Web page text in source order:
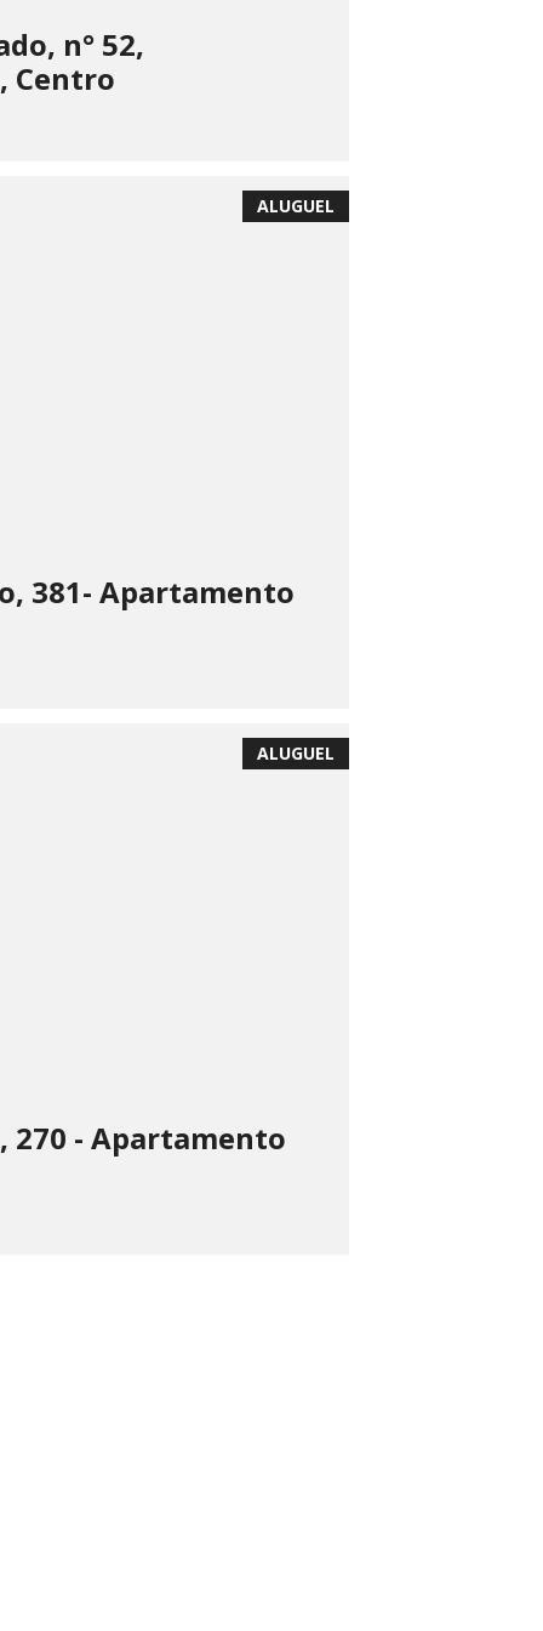
n° 52,
Centro
ALUGUEL
381- Apartamento
ALUGUEL
270 - Apartamento